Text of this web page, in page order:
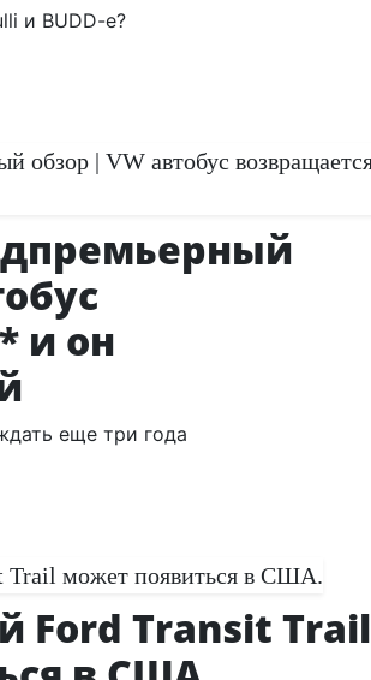
и BUDD-e?
и он
еще три года
Ford Transit Trail